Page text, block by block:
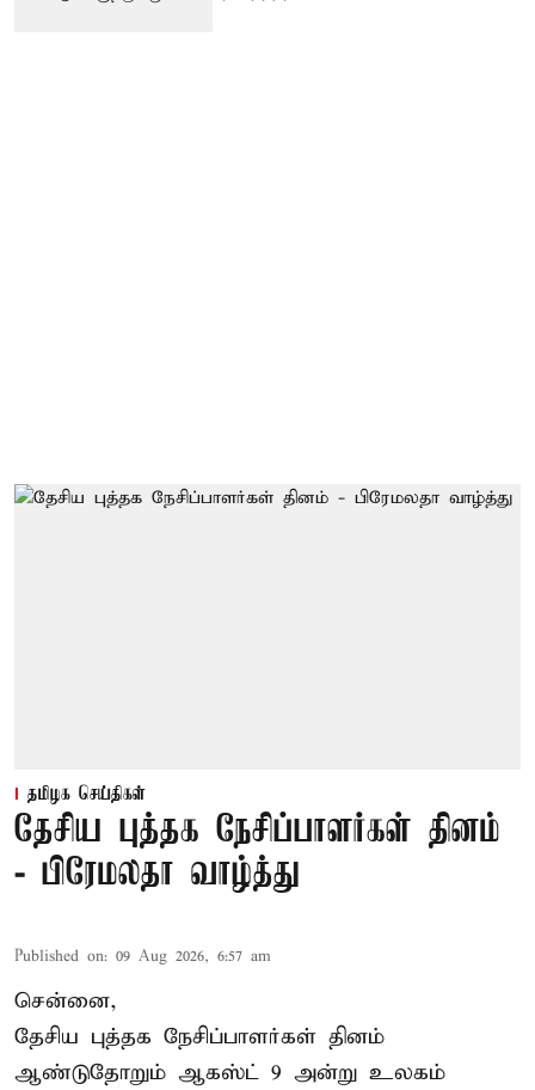
தமிழக செய்திகள்
தேசிய புத்தக நேசிப்பாளர்கள் தினம்
- பிரேமலதா வாழ்த்து
Published on: 09 Aug 2026, 6:57 am
சென்னை,
தேசிய புத்தக நேசிப்பாளர்கள் தினம்
ஆண்டுதோறும் ஆகஸ்ட் 9 அன்று உலகம்